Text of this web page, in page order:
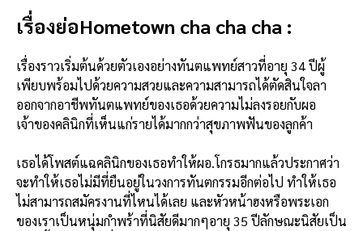
เรื่องย่อHometown cha cha cha :
เรื่องราวเริ่มต้นด้วยตัวเองอย่างทันตแพทย์สาวที่อายุ 34 ปีผู้
เพียบพร้อมไปด้วยความสวยและความสามารถได้ตัดสินใจลา
ออกจากอาชีพทันตแพทย์ของเธอด้วยความไม่ลงรอยกับผอ
เจ้าของคลินิกที่เห็นแก่รายได้มากกว่าสุขภาพฟันของลูกค้า
เธอได้โพสต์แฉคลินิกของเธอทำให้ผอ.โกรธมากแล้วประกาศว่า
จะทำให้เธอไม่มีที่ยืนอยู่ในวงการทันตกรรมอีกต่อไป ทำให้เธอ
ไม่สามารถสมัครงานที่ไหนได้เลย และหัวหน้าฮงหรือพระเอก
ของเราเป็นหนุ่มกำพร้าที่นิสัยดีมากๆอายุ 35 ปีลักษณะนิสัยเป็น